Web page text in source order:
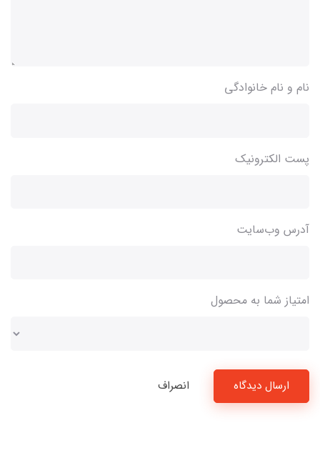
نام و نام خانوادگی
پست الکترونیک
آدرس وب‌سایت
امتیاز شما به محصول
ارسال دیدگاه انصراف